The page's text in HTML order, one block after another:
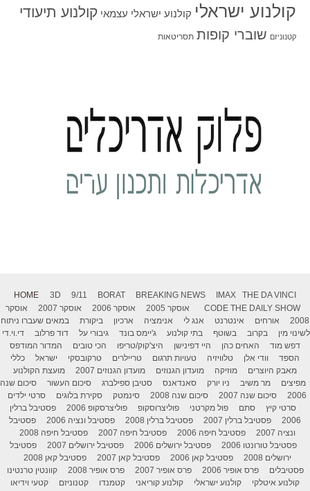
קולנוע ישראלי קולנוע ישראלי עצמאי קולנוע תיעודי
קטנוניזם שוברי קופות תסריטאות
HOME 3D 9/11 BORAT BREAKING NEWS IMAX
THE DA VINCI
CODE THE DAILY SHOW אוסקר 2005 אוסקר 2006 אוסקר 2007
אוסקר
2008
אורחים אינטרנט אנג לי אנימציה ארכיון ביקורת
במאים שעברו ניתוח
לשינוי מין
בקרוב בשוטף בתי קולנוע ג'יימס בונד גיבורי על דוד פרלוב
די.וי.די
דפש מוד
האחים כהן היי דפינישן היצ'קוק/טריפו הכי טובים
המדור המודפס
הספד
וודי אלן טלוויזיה טעויות תרגום טריילרים טרקובסקי ישראל
כללי
מאבק היוצרים
מוזיקה מועדון הגנוזים מועדון הגנוזים 2007
מועצת הקולנוע
מפיצים
מר משיב ניו יורק סאנדאנס סטיבן ספילברג סיכום העשור
סיכום שנה
2006
סיכום שנה 2007 סיכום שנה 2008 סינמטק סקירת בלוגים
סרטי ילדים
סרטי קיץ
סתם פול מקרטני פוליצרוסקופ פוליצרסקופ 2006
פסטיבל ברלין
2006
פסטיבל ברלין 2007 פסטיבל ברלין 2008 פסטיבל ונציה 2006
פסטיבל
ונציה 2007
פסטיבל חיפה 2006 פסטיבל חיפה 2007
פסטיבל חיפה 2008
פסטיבל טורונטו 2006
פסטיבל ירושלים 2006 פסטיבל ירושלים 2007
פסטיבל
ירושלים 2008
פסטיבל קאן 2006 פסטיבל קאן 2007
פסטיבל קאן 2008
פסטיבלים
פרס אופיר 2006 פרס אופיר 2007 פרס אופיר 2008
קוונטין טרנטינו
קולנוע איטלקי
קולנוע ישראלי קולנוע קוריאני קטמנדו קטנוניזם
קטעי וידיאו